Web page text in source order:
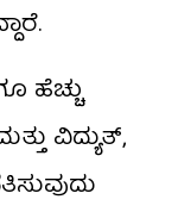
ಹೆಚ್ಚು
ವಿದ್ಯುತ್,